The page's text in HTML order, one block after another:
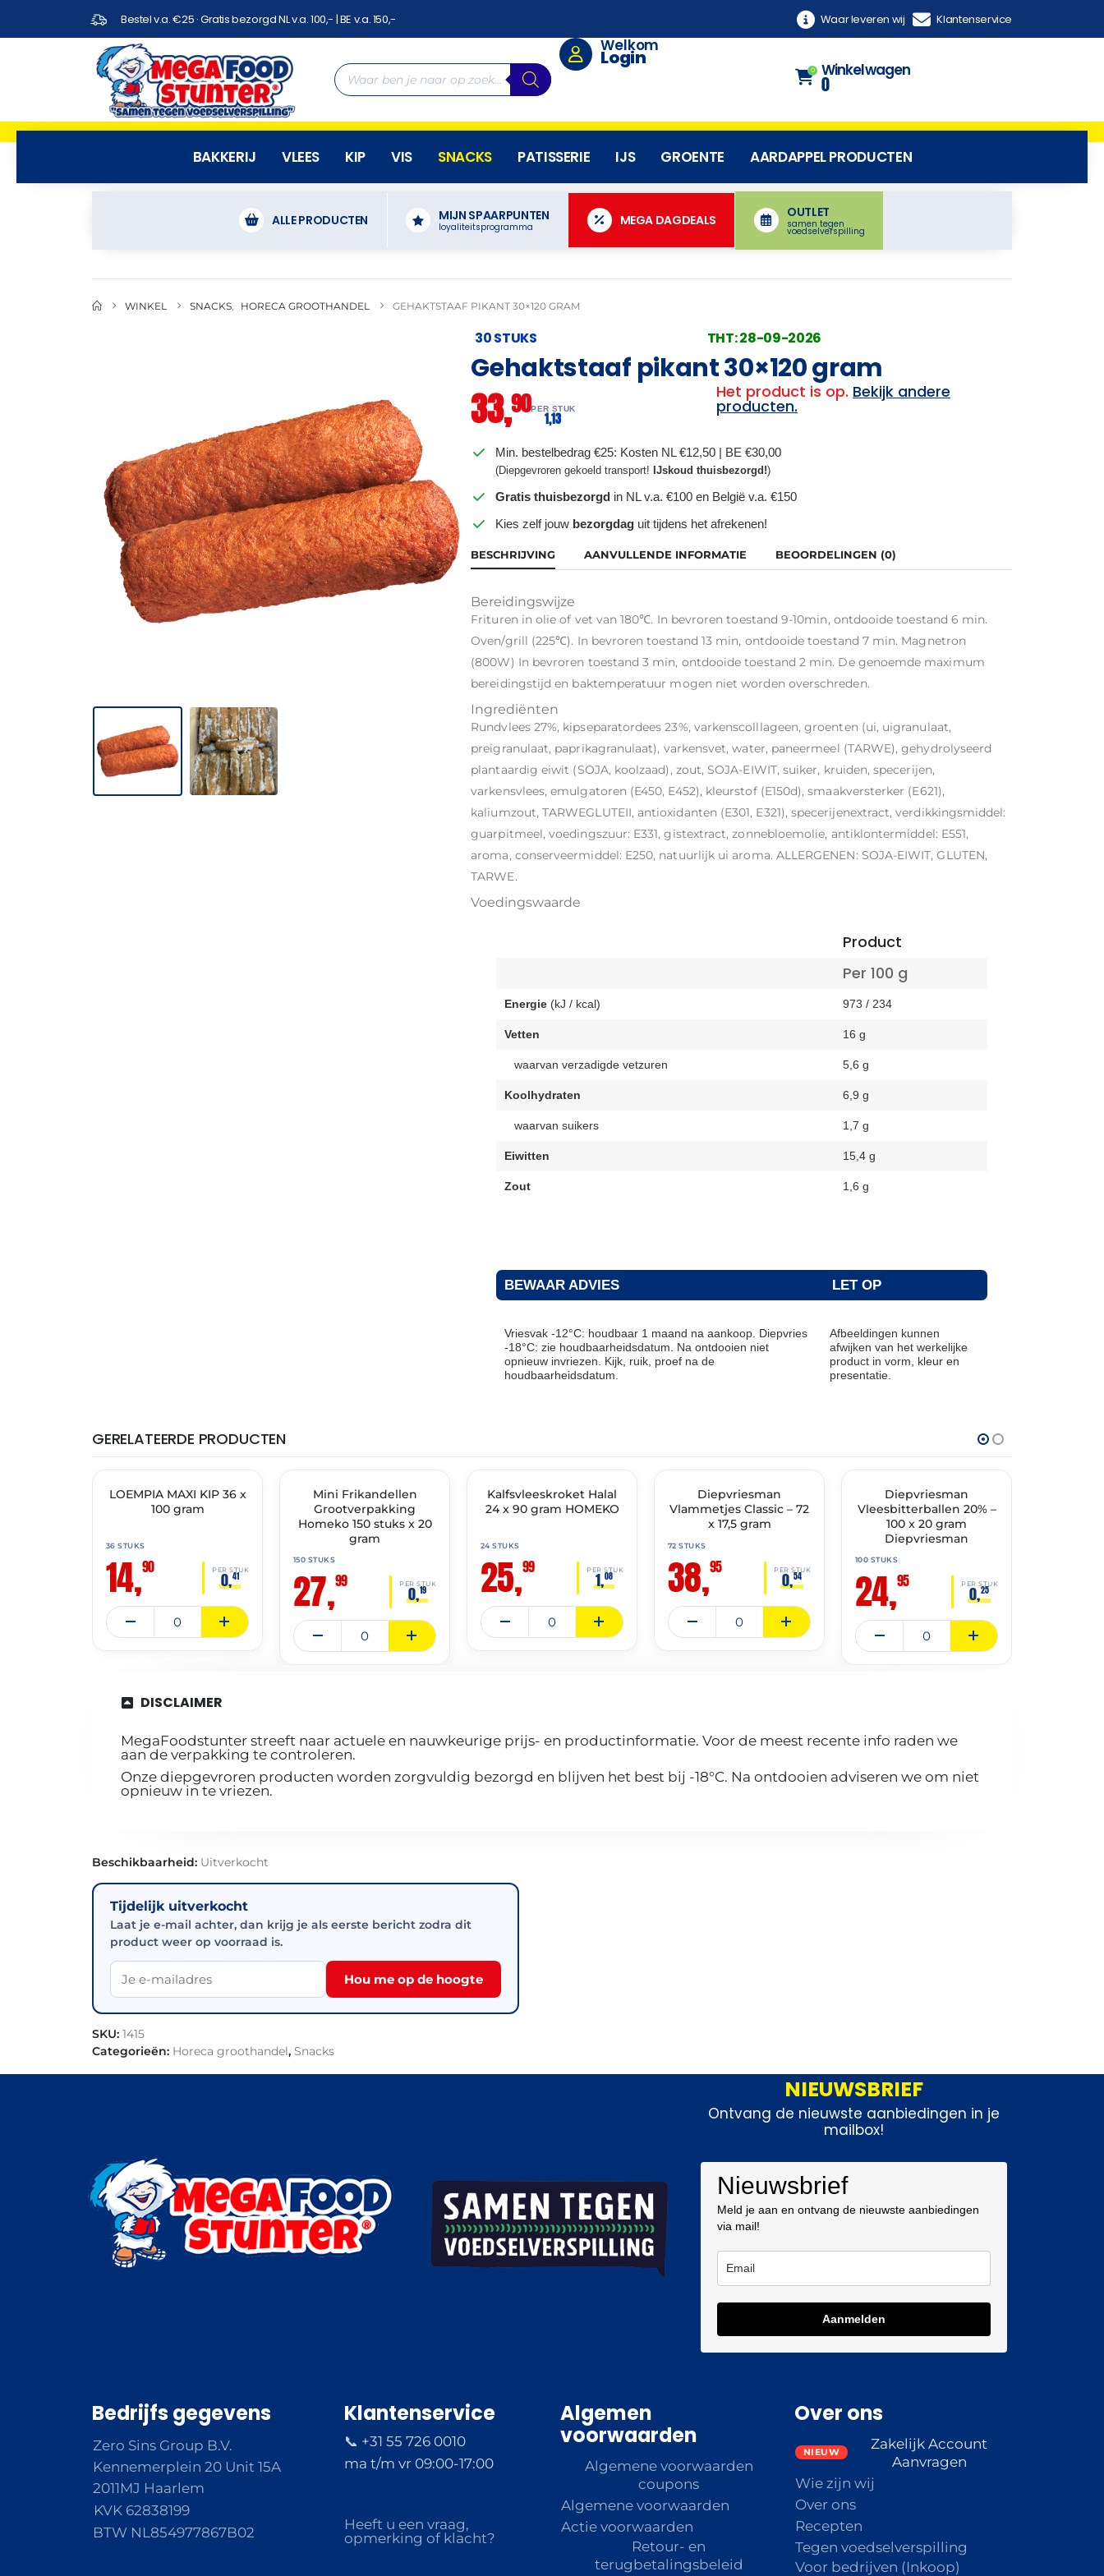
Bestel v.a. €25 · Gratis bezorgd NL v.a. 100,- | BE v.a. 150,- Waar leveren wij Klantenservice
Welkom
Login
0 Winkelwagen
0
BAKKERIJ VLEES KIP VIS SNACKS PATISSERIE IJS GROENTE AARDAPPEL PRODUCTEN
ALLE PRODUCTEN MIJN SPAARPUNTEN
loyaliteitsprogramma MEGA DAGDEALS
OUTLET
samen tegen
voedselverspilling
WINKEL SNACKS HORECA GROOTHANDEL GEHAKTSTAAF PIKANT 30×120 GRAM
30 STUKS THT: 28-09-2026
Gehaktstaaf pikant 30×120 gram
33,90PER STUK
1,13
Het product is op. Bekijk andere
producten.
Min. bestelbedrag €25: Kosten NL €12,50 | BE €30,00
(Diepgevroren gekoeld transport!IJskoud thuisbezorgd!)
Gratis thuisbezorgd in NL v.a. €100 en België v.a. €150
Kies zelf jouw bezorgdag uit tijdens het afrekenen!
BESCHRIJVING AANVULLENDE INFORMATIE BEOORDELINGEN (0)
Bereidingswijze
Frituren in olie of vet van 180℃. In bevroren toestand 9-10min, ontdooide toestand 6 min.
Oven/grill (225℃). In bevroren toestand 13 min, ontdooide toestand 7 min. Magnetron
(800W) In bevroren toestand 3 min, ontdooide toestand 2 min. De genoemde maximum
bereidingstijd en baktemperatuur mogen niet worden overschreden.
Ingrediënten
Rundvlees 27%, kipseparatordees 23%, varkenscolllageen, groenten (ui, uigranulaat,
preigranulaat, paprikagranulaat), varkensvet, water, paneermeel (TARWE), gehydrolyseerd
plantaardig eiwit (SOJA, koolzaad), zout, SOJA-EIWIT, suiker, kruiden, specerijen,
varkensvlees, emulgatoren (E450, E452), kleurstof (E150d), smaakversterker (E621),
kaliumzout, TARWEGLUTEII, antioxidanten (E301, E321), specerijenextract, verdikkingsmiddel:
guarpitmeel, voedingszuur: E331, gistextract, zonnebloemolie, antiklontermiddel: E551,
aroma, conserveermiddel: E250, natuurlijk ui aroma. ALLERGENEN: SOJA-EIWIT, GLUTEN,
TARWE.
Voedingswaarde
Product
Per 100 g
Energie(kJ / kcal) 973 / 234
Vetten 16 g
waarvan verzadigde vetzuren 5,6 g
Koolhydraten 6,9 g
waarvan suikers 1,7 g
Eiwitten 15,4 g
Zout 1,6 g
BEWAAR ADVIES LET OP
Vriesvak -12°C: houdbaar 1 maand na aankoop. Diepvries
-18°C: zie houdbaarheidsdatum. Na ontdooien niet
opnieuw invriezen. Kijk, ruik, proef na de
houdbaarheidsdatum.
Afbeeldingen kunnen
afwijken van het werkelijke
product in vorm, kleur en
presentatie.
GERELATEERDE PRODUCTEN
🔥 OP=OP
LOEMPIA MAXI KIP 36 x
100 gram
36 STUKS
14,90 PER STUK
0,41
✓ VAST ASSORTIMENT
Mini Frikandellen
Grootverpakking
Homeko 150 stuks x 20
gram
150 STUKS
27,99 PER STUK
0,19
✓ VAST ASSORTIMENT
Kalfsvleeskroket Halal
24 x 90 gram HOMEKO
24 STUKS
25,99 PER STUK
1,08
✓ VAST ASSORTIMENT
Diepvriesman
Vlammetjes Classic – 72
x 17,5 gram
72 STUKS
38,95 PER STUK
0,54
✓ VAST ASSORTIMENT
Diepvriesman
Vleesbitterballen 20% –
100 x 20 gram
Diepvriesman
100 STUKS
24,95 PER STUK
0,25
DISCLAIMER
MegaFoodstunter streeft naar actuele en nauwkeurige prijs- en productinformatie. Voor de meest recente info raden we
aan de verpakking te controleren.
Onze diepgevroren producten worden zorgvuldig bezorgd en blijven het best bij -18°C. Na ontdooien adviseren we om niet
opnieuw in te vriezen.
Beschikbaarheid: Uitverkocht
Tijdelijk uitverkocht
Laat je e-mail achter, dan krijg je als eerste bericht zodra dit
product weer op voorraad is.
Hou me op de hoogte
SKU: 1415
Categorieën: Horeca groothandel, Snacks
NIEUWSBRIEF
Ontvang de nieuwste aanbiedingen in je
mailbox!
Nieuwsbrief
Meld je aan en ontvang de nieuwste aanbiedingen
via mail!
Aanmelden
Bedrijfs gegevens
Zero Sins Group B.V.
Kennemerplein 20 Unit 15A
2011MJ Haarlem
KVK 62838199
BTW NL854977867B02
Klantenservice
📞 +31 55 726 0010
ma t/m vr 09:00-17:00
Heeft u een vraag,
opmerking of klacht?
Algemen
voorwaarden
Algemene voorwaarden
coupons
Algemene voorwaarden
Actie voorwaarden
Retour- en
terugbetalingsbeleid
Over ons
Zakelijk Account
Aanvragen
Wie zijn wij
Over ons
Recepten
Tegen voedselverspilling
Voor bedrijven (Inkoop)